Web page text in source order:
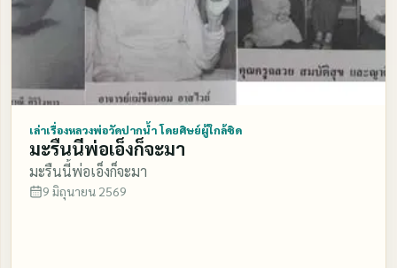
ไปเหยียบเอาตีนเอามือมันเข้า บางคนมันดุมันก็ เอาเรา
เหมือนกันนั่นน่ะ ไอ้พวกผีนี่มันเจ็บมันก็เอาเหมือนกัน
เพราะไอ้ตาบอดคลำช้างมันไม่แลเห็น พอพระท่านสวดมนต์
เสร็จมันรับอนุโมทนาพร้อมกันเชียว พอพระวางตาลปัตร
มันก็ไปเหมือนกัน มันไปดูละคร ละเมงกัน เหมือนกัน ถ้าเค้า
มีงานกันละก็ นี่ผู้พูดได้สอบได้ดูมันมาเหมือน กัน พอพระคว้า
ตาลปัตรจะสวดมนต์ มันก็ชวนกันอีกแล้ว มัน บอกว่า มาเถอะ
พระจะสวดมนต์อีกแล้ว เราจะได้มารับส่วน กุศลกัน มันก็มา
ออกันอยู่อีก แล้วพวกเปรตพวกปีศาจในพื้น มนุษย์ แล้วไอ้
เล่าเรื่องหลวงพ่อวัดปากน้ำ โดยศิษย์ผู้ใกล้ชิด
มะรืนนี้พ่อเอ็งก็จะมา
มะรืนนี้พ่อเอ็งก็จะมา
9 มิถุนายน 2569